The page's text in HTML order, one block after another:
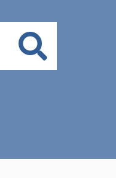
Buscar